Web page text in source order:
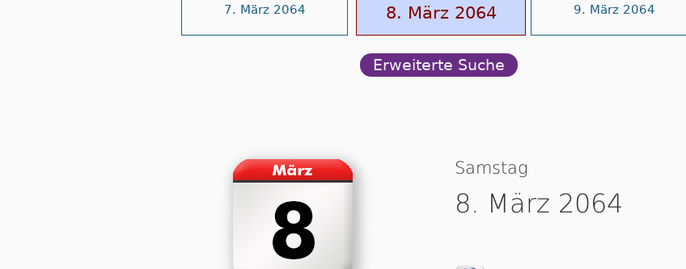
7. März 2064 8. März 2064 9. März 2064
Erweiterte Suche
Samstag
8. März 2064